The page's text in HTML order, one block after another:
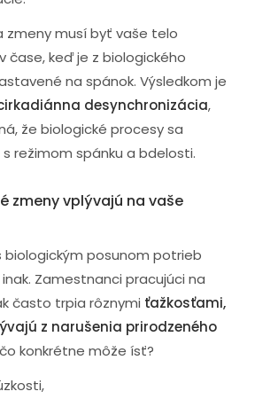
zmeny musí byť vaše telo
čase, keď je z biologického
na spánok. Výsledkom je
desynchronizácia,
že biologické procesy sa
režimom spánku a bdelosti.
zmeny vplývajú na vaše
biologickým posunom potrieb
Zamestnanci pracujúci na
často trpia rôznymi ťažkosťami,
z narušenia prirodzeného
konkrétne môže ísť?